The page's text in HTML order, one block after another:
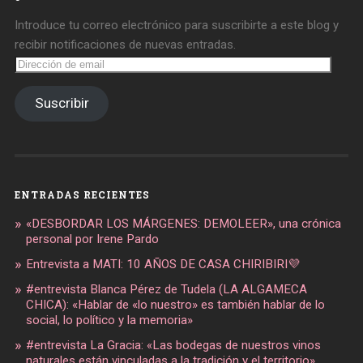
Introduce tu correo electrónico para suscribirte a este blog y
recibir notificaciones de nuevas entradas.
Dirección
de
Suscribir
ENTRADAS RECIENTES
«DESBORDAR LOS MÁRGENES: DEMOLEER», una crónica
personal por Irene Pardo
Entrevista a MATI: 10 AÑOS DE CASA CHIRIBIRI💜
#entrevista Blanca Pérez de Tudela (LA ALGAMECA
CHICA): «Hablar de «lo nuestro» es también hablar de lo
social, lo político y la memoria»
#entrevista La Gracia: «Las bodegas de nuestros vinos